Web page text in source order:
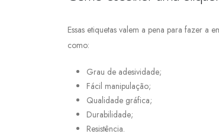
Essas etiquetas valem a pena para fazer a
como:
Grau de adesividade;
Fácil manipulação;
Qualidade gráfica;
Durabilidade;
Resistência.